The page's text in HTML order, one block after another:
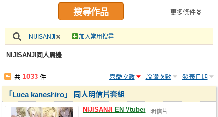
攤位轉讓區
會員功能選單
註冊會員
更多條件
NIJISANJI 加入常用搜尋
NIJISANJI同人周邊
共 1033 件 喜愛次數 說讚次數 發表日期
「Luca kaneshiro」 同人明信片套組
NIJISANJI EN Vtuber 明信片